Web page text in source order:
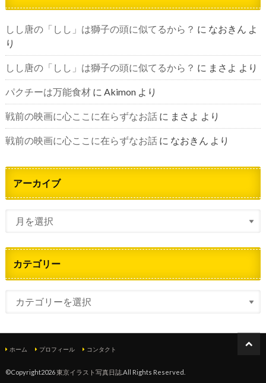
しし唐の「しし」は獅子の頭に似てるから？ に なおきん よ
り
しし唐の「しし」は獅子の頭に似てるから？ に まさよ より
パクチーは万能食材に Akimonより
戦前の映画に心ここに在らずなお話に まさよ より
戦前の映画に心ここに在らずなお話に なおきん より
アーカイブ
カテゴリー
ホーム プロフィール コンタクト
©Copyright2026東京イラスト写真日誌.All Rights Reserved.